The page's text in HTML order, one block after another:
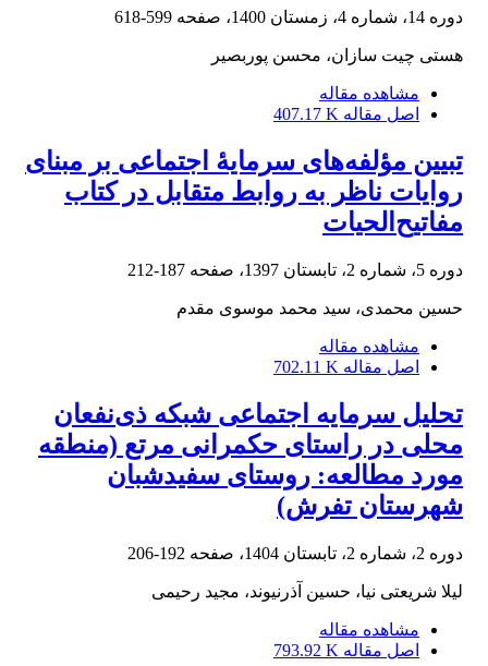
دوره 14، شماره 4، زمستان 1400، صفحه 599-618
هستی چیت سازان، محسن پوربصیر
مشاهده مقاله
اصل مقاله 407.17 K
تبیین مؤلفه‌های سرمایۀ اجتماعی بر مبنای
روایات ناظر به روابط متقابل در کتاب
مفاتیح‌الحیات
دوره 5، شماره 2، تابستان 1397، صفحه 187-212
حسین محمدی، سید محمد موسوی مقدم
مشاهده مقاله
اصل مقاله 702.11 K
تحلیل سرمایه اجتماعی شبکه ذی‌نفعان
محلی در راستای حکمرانی مرتع (منطقه
مورد مطالعه: روستای سفیدشبان
شهرستان تفرش)
دوره 2، شماره 2، تابستان 1404، صفحه 192-206
لیلا شریعتی نیا، حسین آذرنیوند، مجید رحیمی
مشاهده مقاله
اصل مقاله 793.92 K